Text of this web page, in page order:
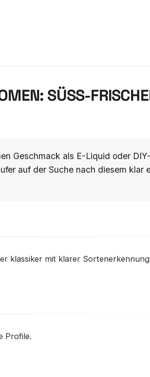
SÜSS-
Geschmack als E-Liquid oder
auf der Suche nach diesem klar
klassiker mit klarer
Profile.